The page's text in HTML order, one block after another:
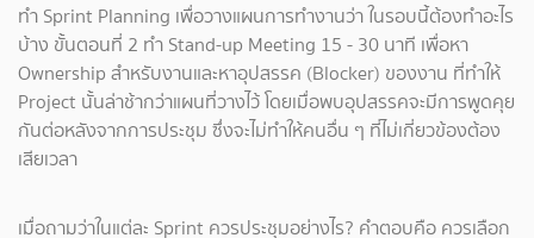
ทำ Sprint Planning เพื่อวางแผนการทำงานว่า ในรอบนี้ต้องทำอะไร
บ้าง ขั้นตอนที่ 2 ทำ Stand-up Meeting 15 - 30 นาที เพื่อหา
Ownership สำหรับงานและหาอุปสรรค (Blocker) ของงาน ที่ทำให้
Project นั้นล่าช้ากว่าแผนที่วางไว้ โดยเมื่อพบอุปสรรคจะมีการพูดคุย
กันต่อหลังจากการประชุม ซึ่งจะไม่ทำให้คนอื่น ๆ ที่ไม่เกี่ยวข้องต้อง
เสียเวลา
เมื่อถามว่าในแต่ละ Sprint ควรประชุมอย่างไร? คำตอบคือ ควรเลือก